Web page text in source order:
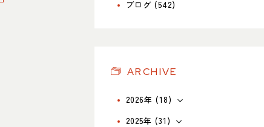
ブログ (542)
ARCHIVE
2026年 (18)
2025年 (31)